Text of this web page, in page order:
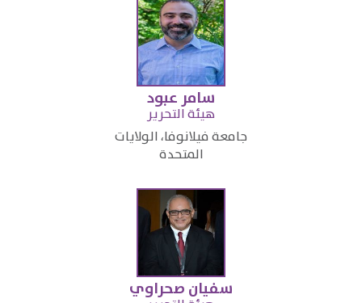
سامر عبود
هيئة التحرير
جامعة فيلانوفا، الولايات
المتحدة​
سفيان صحراوي